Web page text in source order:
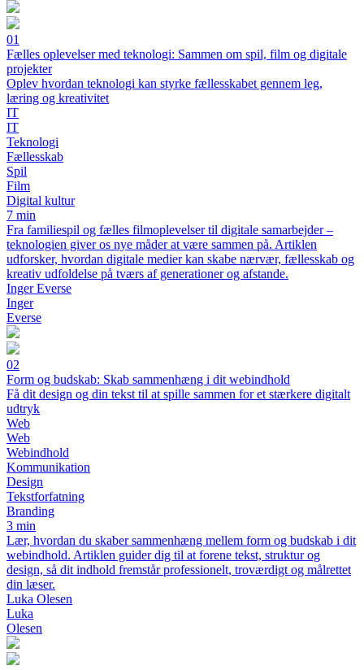
01
Fælles oplevelser med teknologi: Sammen om spil, film og digitale
projekter
Oplev hvordan teknologi kan styrke fællesskabet gennem leg,
læring og kreativitet
IT
IT
Teknologi
Fællesskab
Spil
Film
Digital kultur
7 min
Fra familiespil og fælles filmoplevelser til digitale samarbejder –
teknologien giver os nye måder at være sammen på. Artiklen
udforsker, hvordan digitale medier kan skabe nærvær, fællesskab og
kreativ udfoldelse på tværs af generationer og afstande.
Inger Everse
Inger
Everse
02
Form og budskab: Skab sammenhæng i dit webindhold
Få dit design og din tekst til at spille sammen for et stærkere digitalt
udtryk
Web
Web
Webindhold
Kommunikation
Design
Tekstforfatning
Branding
3 min
Lær, hvordan du skaber sammenhæng mellem form og budskab i dit
webindhold. Artiklen guider dig til at forene tekst, struktur og
design, så dit indhold fremstår professionelt, troværdigt og målrettet
din læser.
Luka Olesen
Luka
Olesen